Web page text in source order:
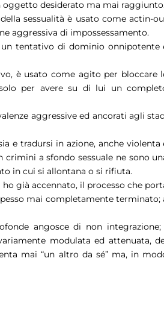
oggetto desiderato ma mai
sessualità è usato come actin-
aggressiva di impossessamento.
un tentativo di dominio onnipotente
è usato come agito per bloccare
per avere su di lui un
aggressive ed ancorati agli
e tradursi in azione, anche violenta
a sfondo sessuale ne sono
in cui si allontana o si rifiuta.
già accennato, il processo che
mai completamente terminato;
angosce di non integrazione;
modulata ed attenuata,
mai “un altro da sé” ma, in